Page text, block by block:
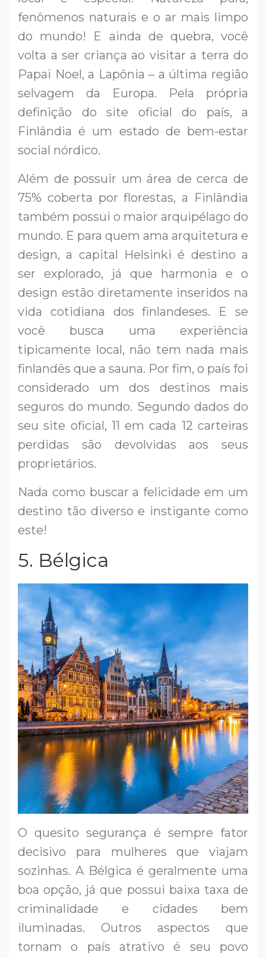
fenômenos naturais e o ar mais limpo
do mundo! E ainda de quebra, você
volta a ser criança ao visitar a terra do
Papai Noel, a Lapônia – a última região
selvagem da Europa. Pela própria
definição do site oficial do país, a
Finlândia é um estado de bem-estar
social nórdico.
Além de possuir um área de cerca de
75% coberta por florestas, a Finlândia
também possui o maior arquipélago do
mundo. E para quem ama arquitetura e
design, a capital Helsinki é destino a
ser explorado, já que harmonia e o
design estão diretamente inseridos na
vida cotidiana dos finlandeses. E se
você busca uma experiência
tipicamente local, não tem nada mais
finlandês que a sauna. Por fim, o país foi
considerado um dos destinos mais
seguros do mundo. Segundo dados do
seu site oficial, 11 em cada 12 carteiras
perdidas são devolvidas aos seus
proprietários.
Nada como buscar a felicidade em um
destino tão diverso e instigante como
este!
5. Bélgica
O quesito segurança é sempre fator
decisivo para mulheres que viajam
sozinhas. A Bélgica é geralmente uma
boa opção, já que possui baixa taxa de
criminalidade e cidades bem
iluminadas. Outros aspectos que
tornam o país atrativo é seu povo